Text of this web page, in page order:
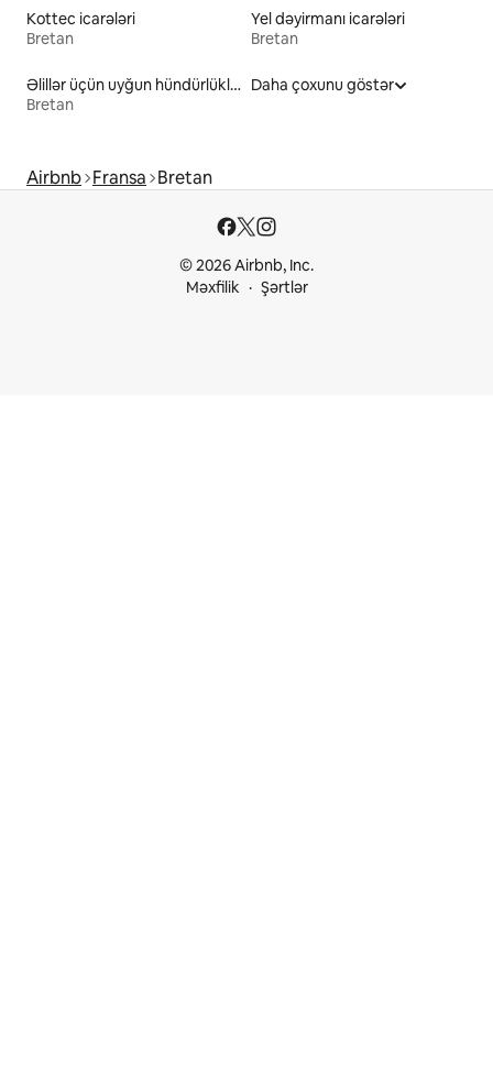
Kottec icarələri
Bretan
Yel dəyirmanı icarələri
Bretan
Əlillər üçün uyğun hündürlüklü çarpayısı olan icarələr
Bretan
Daha çoxunu göstər
Airbnb Fransa Bretan
© 2026 Airbnb, Inc.
Məxfilik
Şərtlər